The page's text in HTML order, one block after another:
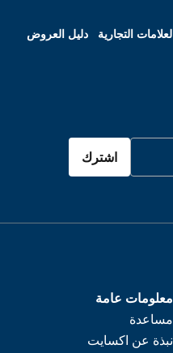
التجارية دليل العروض
اشترك
معلومات عامة
مساعدة
نبذة عن اكسايت